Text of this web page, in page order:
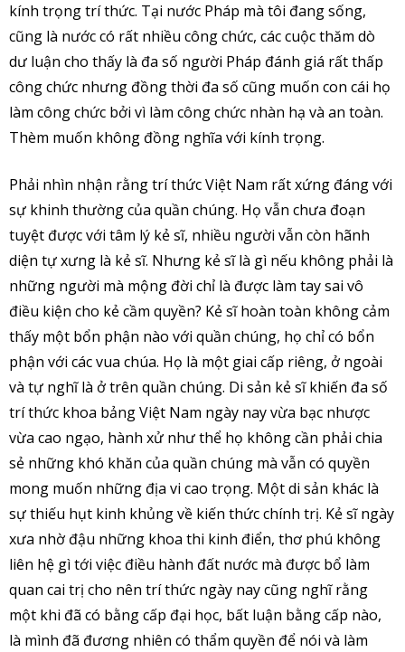
kính trọng trí thức. Tại nước Pháp mà tôi đang sống,
cũng là nước có rất nhiều công chức, các cuộc thăm dò
dư luận cho thấy là đa số người Pháp đánh giá rất thấp
công chức nhưng đồng thời đa số cũng muốn con cái họ
làm công chức bởi vì làm công chức nhàn hạ và an toàn.
Thèm muốn không đồng nghĩa với kính trọng.
Phải nhìn nhận rằng trí thức Việt Nam rất xứng đáng với
sự khinh thường của quần chúng. Họ vẫn chưa đoạn
tuyệt được với tâm lý kẻ sĩ, nhiều người vẫn còn hãnh
diện tự xưng là kẻ sĩ. Nhưng kẻ sĩ là gì nếu không phải là
những người mà mộng đời chỉ là được làm tay sai vô
điều kiện cho kẻ cầm quyền? Kẻ sĩ hoàn toàn không cảm
thấy một bổn phận nào với quần chúng, họ chỉ có bổn
phận với các vua chúa. Họ là một giai cấp riêng, ở ngoài
và tự nghĩ là ở trên quần chúng. Di sản kẻ sĩ khiến đa số
trí thức khoa bảng Việt Nam ngày nay vừa bạc nhược
vừa cao ngạo, hành xử như thể họ không cần phải chia
sẻ những khó khăn của quần chúng mà vẫn có quyền
mong muốn những địa vi cao trọng. Một di sản khác là
sự thiếu hụt kinh khủng về kiến thức chính trị. Kẻ sĩ ngày
xưa nhờ đậu những khoa thi kinh điển, thơ phú không
liên hệ gì tới việc điều hành đất nước mà được bổ làm
quan cai trị cho nên trí thức ngày nay cũng nghĩ rằng
một khi đã có bằng cấp đại học, bất luận bằng cấp nào,
là mình đã đương nhiên có thẩm quyền để nói và làm